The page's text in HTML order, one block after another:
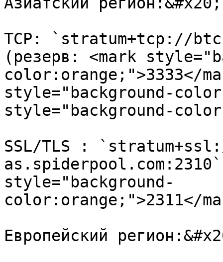
TCP: `stratum+tcp://
(резерв: <mark
color:orange;">3333</
style="background-
style="background-
SSL/TLS :
style="background-
color:orange;">2311</
Европейский